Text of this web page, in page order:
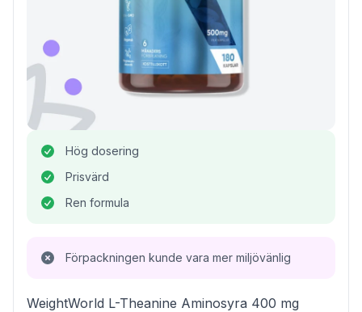
Hög dosering
Prisvärd
Ren formula
Förpackningen kunde vara mer miljövänlig
WeightWorld L-Theanine Aminosyra 400 mg